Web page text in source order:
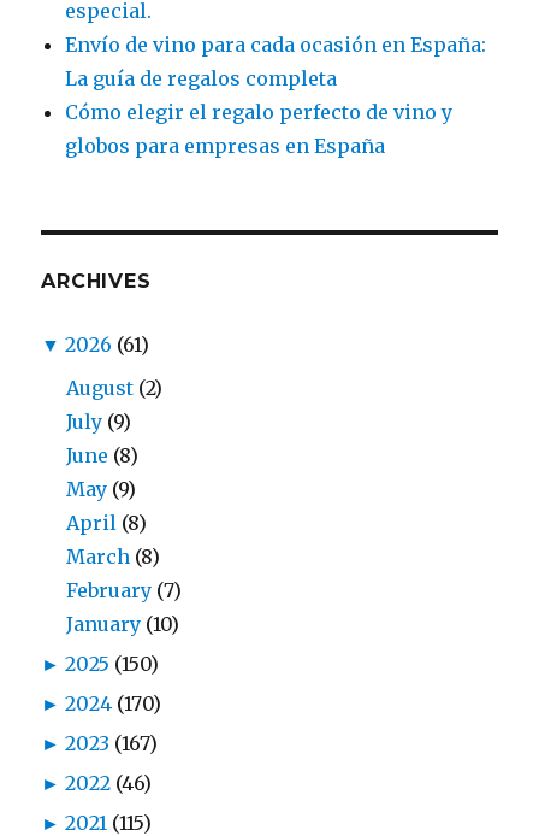
especial.
Envío de vino para cada ocasión en España:
La guía de regalos completa
Cómo elegir el regalo perfecto de vino y
globos para empresas en España
ARCHIVES
▼ 2026 (61)
August (2)
July (9)
June (8)
May (9)
April (8)
March (8)
February (7)
January (10)
► 2025 (150)
► 2024 (170)
► 2023 (167)
► 2022 (46)
► 2021 (115)